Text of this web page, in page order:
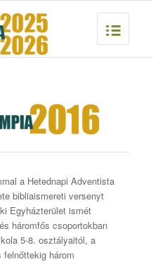
a Hetednapi Adventista
bibliaismereti versenyt
Egyházterület ismét
háromfős csoportokban
5-8. osztályaitól, a
három